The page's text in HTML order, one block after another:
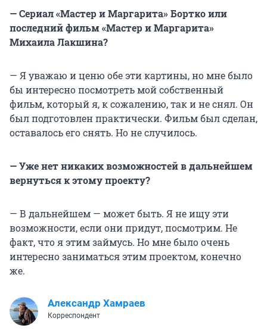
— Сериал «Мастер и Маргарита» Бортко или
последний фильм «Мастер и Маргарита»
Михаила Лакшина?
— Я уважаю и ценю обе эти картины, но мне было
бы интересно посмотреть мой собственный
фильм, который я, к сожалению, так и не снял. Он
был подготовлен практически. Фильм был сделан,
оставалось его снять. Но не случилось.
— Уже нет никаких возможностей в дальнейшем
вернуться к этому проекту?
— В дальнейшем — может быть. Я не ищу эти
возможности, если они придут, посмотрим. Не
факт, что я этим займусь. Но мне было очень
интересно заниматься этим проектом, конечно
же.
Александр Хамраев
Корреспондент